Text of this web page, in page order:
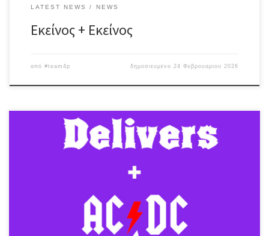
LATEST NEWS NEWS
Εκείνος + Εκείνος
από #team4p δημοσιευμένο 24 Φεβρουαρίου 2026
headbanging!! Delivers / Mε 30 χρόνια πορείας & δράσης,
παρουσιάζουν ένα πλούσιο set-list διασκευών από μυθικά ονόματα
της παγκόσμιας σκηνής όπως Rory Galagher, Rolling Stones, Bad
Company, Uriah Heep, Deep Purple, etc. Γιώργος Διαμαντής –
gtr/voc Τάσος Βρεττάκης – bass […]